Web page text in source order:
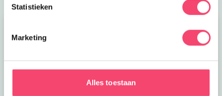
Statistieken
Marketing
Alles toestaan